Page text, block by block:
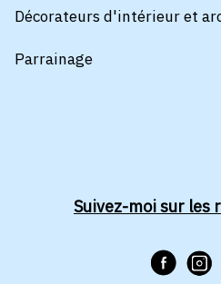
Décorateurs d'intérieur et
Parrainage
Suivez-moi sur les